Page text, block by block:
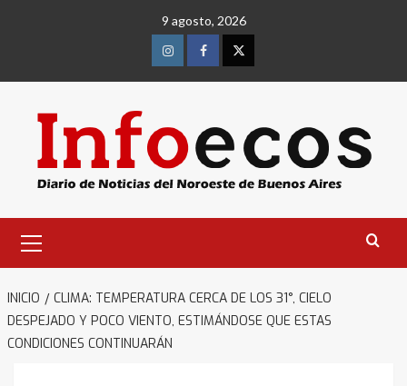
9 agosto, 2026
InstagramFacebookTwitter
primario
INICIO
CLIMA: TEMPERATURA CERCA DE LOS 31°, CIELO
DESPEJADO Y POCO VIENTO, ESTIMÁNDOSE QUE ESTAS
CONDICIONES CONTINUARÁN